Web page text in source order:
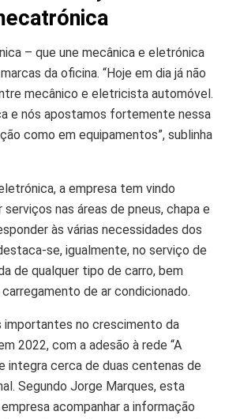
– que une mecânica e eletrónica
da oficina. “Hoje em dia já não
mecânico e eletricista automóvel.
e nós apostamos fortemente nessa
como em equipamentos”, sublinha
a empresa tem vindo
nas áreas de pneus, chapa e
às várias necessidades dos
se, igualmente, no serviço de
de qualquer tipo de carro, bem
de ar condicionado.
importantes no crescimento da
2022, com a adesão à rede “A
integra cerca de duas centenas de
Segundo Jorge Marques, esta
acompanhar a informação